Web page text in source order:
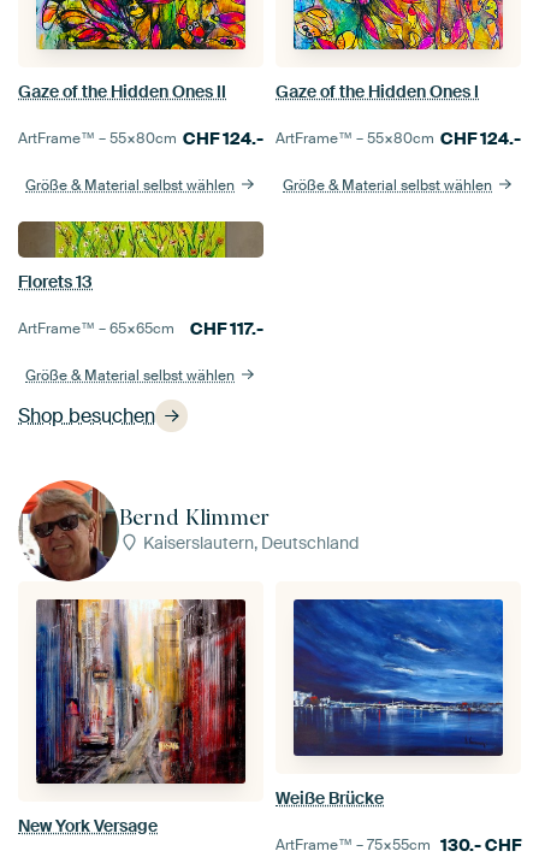
Shop besuchen
Gaze of the Hidden Ones II
ArtFrame™ –55×80cm CHF124.-
Größe & Material selbst wählen
Gaze of the Hidden Ones I
ArtFrame™ –55×80cm CHF124.-
Größe & Material selbst wählen
Florets 13
ArtFrame™ –65×65cm CHF117.-
Größe & Material selbst wählen
Bernd Klimmer
Kaiserslautern, Deutschland
New York Versage
Weiße Brücke
ArtFrame™ –75×55cm 130.-CHF